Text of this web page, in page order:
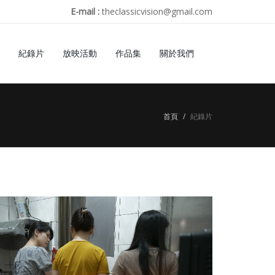
E-mail :theclassicvision@gmail.com
紀錄片 放映活動 作品集 關於我們
首頁 紀錄片